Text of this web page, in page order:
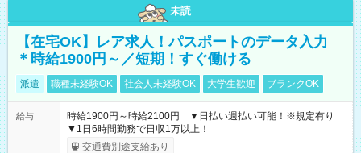
未読
【在宅OK】レア求人！パスポートのデータ入力
＊時給1900円～／短期！すぐ働ける
派遣 職種未経験OK 社会人未経験OK 大学生歓迎 ブランクOK
給与
時給1900円～時給2100円 ▼日払い週払い可能！※規定有り
▼1日6時間勤務で日収1万以上！
交通費別途支給あり